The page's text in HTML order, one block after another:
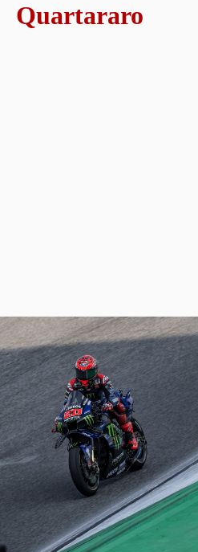
Quartararo